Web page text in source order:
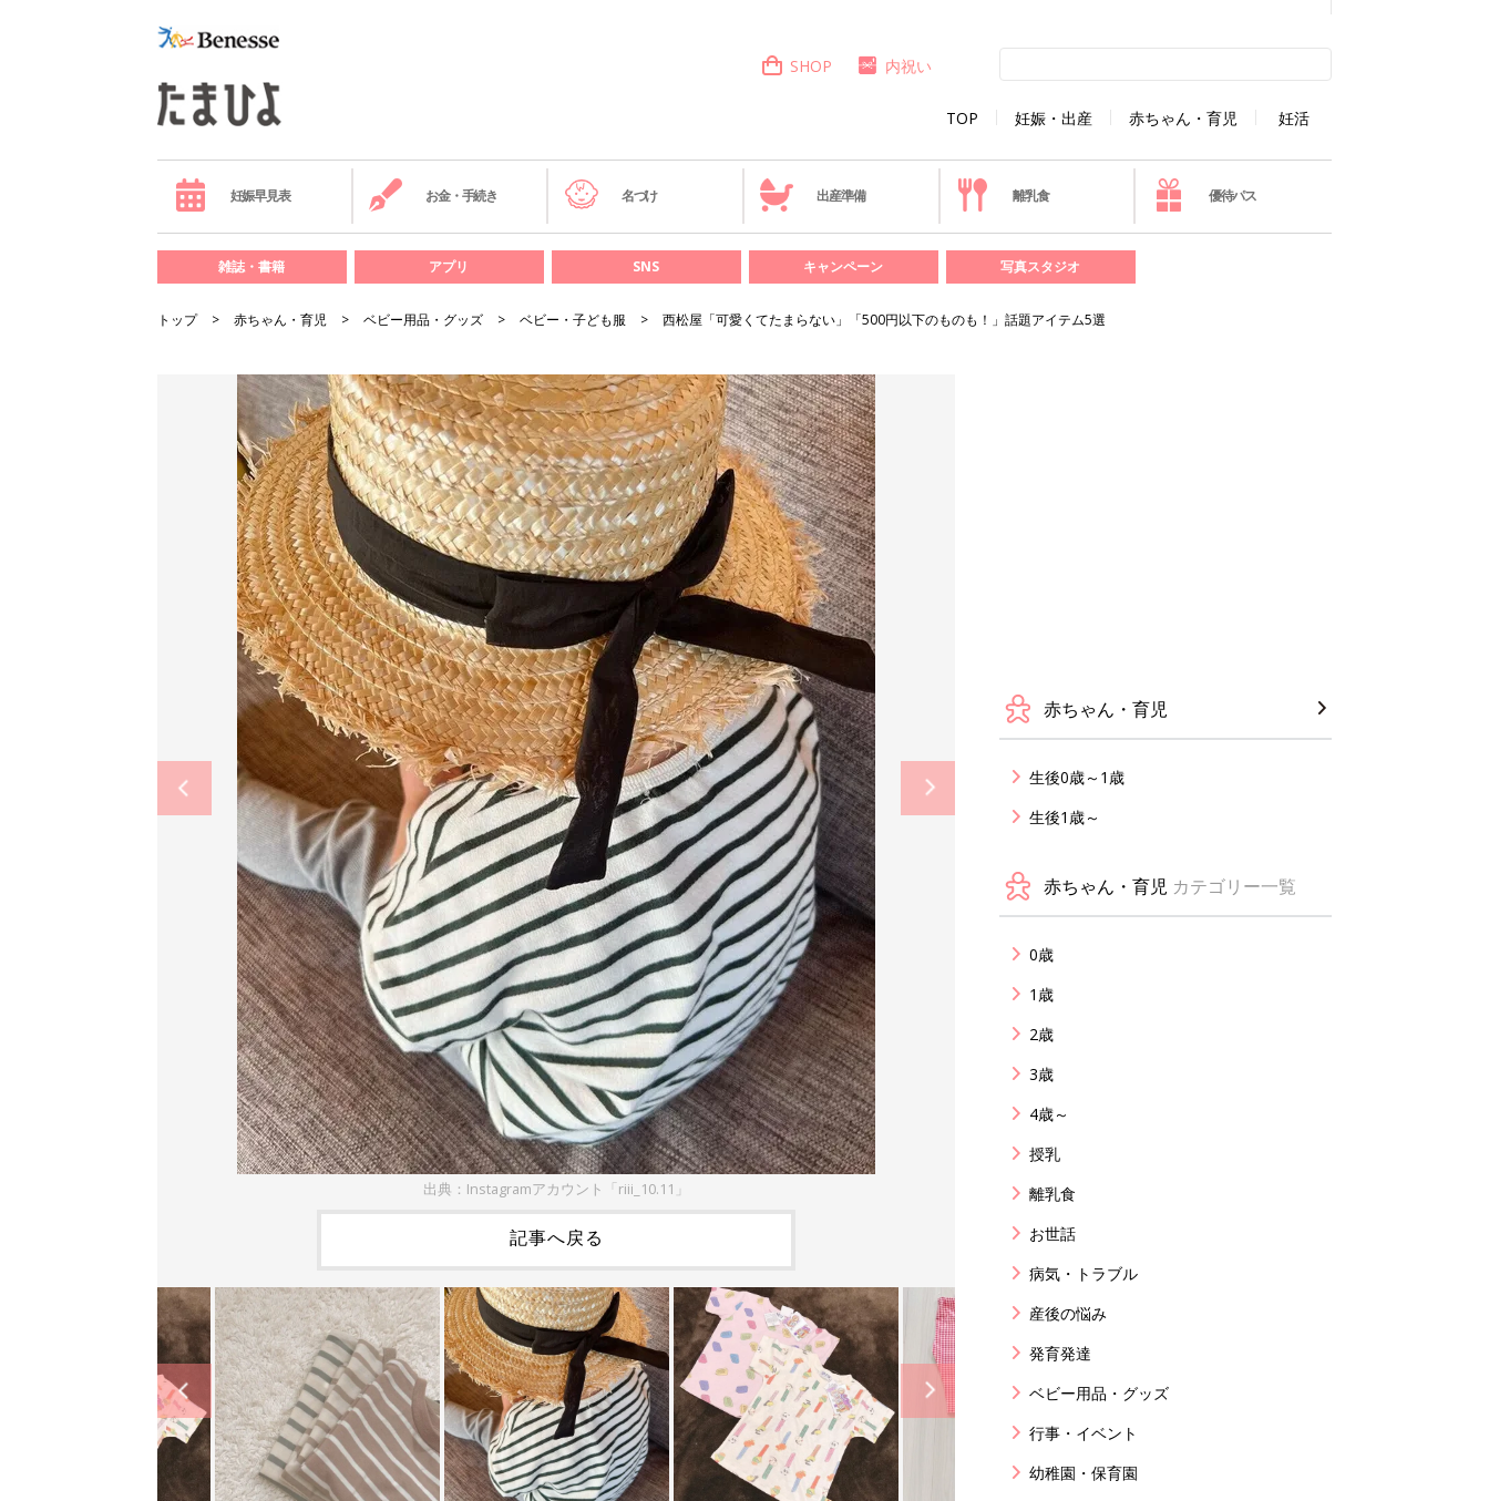
TOP 妊娠・出産 赤ちゃん・育児 妊活
SHOP 内祝い
妊娠早見表 お金・手続き 名づけ 出産準備 離乳食 優待パス
雑誌・書籍 アプリ SNS キャンペーン 写真スタジオ
トップ 赤ちゃん・育児 ベビー用品・グッズ ベビー・子ども服 西松屋「可愛くてたまらない」「500円以下のものも！」話題アイテム5選
出典：Instagramアカウント「riii_10.11」
記事へ戻る
赤ちゃん・育児
生後0歳～1歳
生後1歳～
赤ちゃん・育児 カテゴリー一覧
0歳
1歳
2歳
3歳
4歳～
授乳
離乳食
お世話
病気・トラブル
産後の悩み
発育発達
ベビー用品・グッズ
行事・イベント
幼稚園・保育園